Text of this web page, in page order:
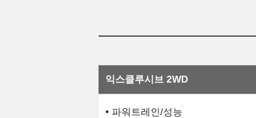
익스클루시브 2WD
파워트레인/성능